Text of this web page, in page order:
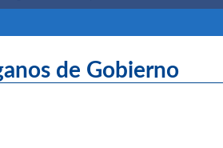
de Gobierno